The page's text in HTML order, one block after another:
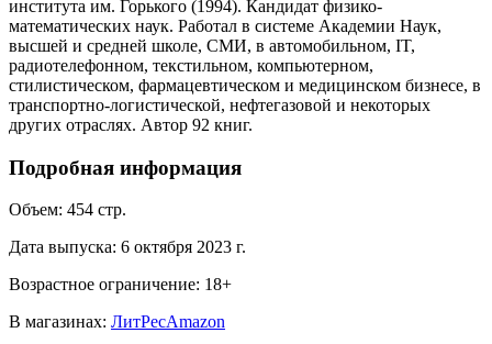
института им. Горького (1994). Кандидат физико-
математических наук. Работал в системе Академии Наук,
высшей и средней школе, СМИ, в автомобильном, IT,
радиотелефонном, текстильном, компьютерном,
стилистическом, фармацевтическом и медицинском бизнесе, в
транспортно-логистической, нефтегазовой и некоторых
других отраслях. Автор 92 книг.
Подробная информация
Объем: 454 стр.
Дата выпуска: 6 октября 2023 г.
Возрастное ограничение: 18+
В магазинах: ЛитРесAmazon